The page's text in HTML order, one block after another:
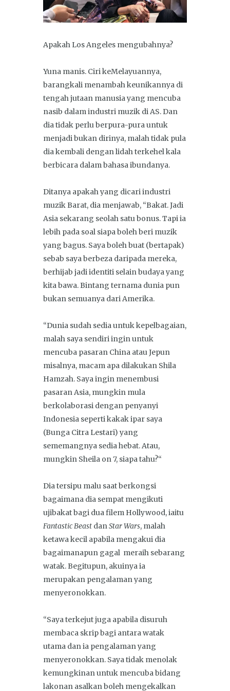
Apakah Los Angeles mengubahnya?
Yuna manis. Ciri keMelayuannya,
barangkali menambah keunikannya di
tengah jutaan manusia yang mencuba
nasib dalam industri muzik di AS. Dan
dia tidak perlu berpura-pura untuk
menjadi bukan dirinya, malah tidak pula
dia kembali dengan lidah terkehel kala
berbicara dalam bahasa ibundanya.
Ditanya apakah yang dicari industri
muzik Barat, dia menjawab, “Bakat. Jadi
Asia sekarang seolah satu bonus. Tapi ia
lebih pada soal siapa boleh beri muzik
yang bagus. Saya boleh buat (bertapak)
sebab saya berbeza daripada mereka,
berhijab jadi identiti selain budaya yang
kita bawa. Bintang ternama dunia pun
bukan semuanya dari Amerika.
“Dunia sudah sedia untuk kepelbagaian,
malah saya sendiri ingin untuk
mencuba pasaran China atau Jepun
misalnya, macam apa dilakukan Shila
Hamzah. Saya ingin menembusi
pasaran Asia, mungkin mula
berkolaborasi dengan penyanyi
Indonesia seperti kakak ipar saya
(Bunga Citra Lestari) yang
sememangnya sedia hebat. Atau,
mungkin Sheila on 7, siapa tahu?“
Dia tersipu malu saat berkongsi
bagaimana dia sempat mengikuti
ujibakat bagi dua filem Hollywood, iaitu
Fantastic Beast danStar Wars, malah
ketawa kecil apabila mengakui dia
bagaimanapun gagal meraih sebarang
watak. Begitupun, akuinya ia
merupakan pengalaman yang
menyeronokkan.
“Saya terkejut juga apabila disuruh
membaca skrip bagi antara watak
utama dan ia pengalaman yang
menyeronokkan. Saya tidak menolak
kemungkinan untuk mencuba bidang
lakonan asalkan boleh mengekalkan